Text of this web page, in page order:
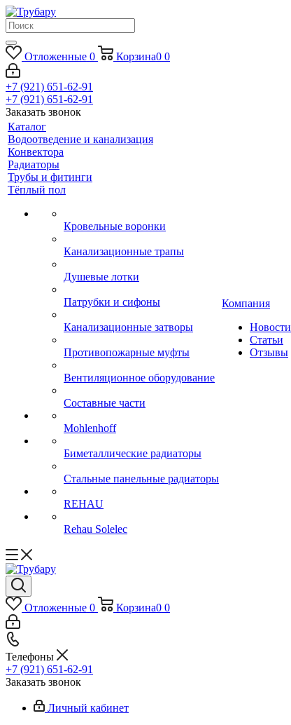
Отложенные 0 Корзина0 0
+7 (921) 651-62-91
+7 (921) 651-62-91
Заказать звонок
Каталог
Водоотведение и канализация
Конвектора
Радиаторы
Трубы и фитинги
Тёплый пол
Кровельные воронки
Канализационные трапы
Душевые лотки
Патрубки и сифоны
Канализационные затворы
Противопожарные муфты
Вентиляционное оборудование
Составные части
Mohlenhoff
Биметаллические радиаторы
Стальные панельные радиаторы
REHAU
Rehau Solelec
Компания
Новости
Статьи
Отзывы
Отложенные 0 Корзина0 0
Телефоны
+7 (921) 651-62-91
Заказать звонок
Личный кабинет